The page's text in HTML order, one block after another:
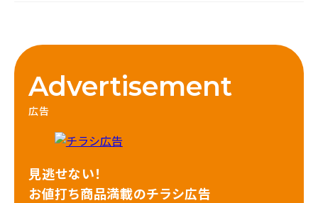
広告
Advertisement
見逃せない！
お値打ち商品満載のチラシ広告